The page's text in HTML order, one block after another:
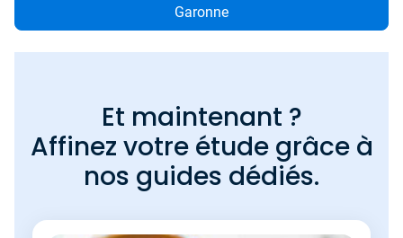
Garonne
Et maintenant ?
Affinez votre étude grâce à
nos guides dédiés.